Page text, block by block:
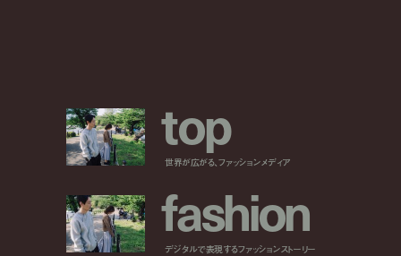
top
世界が広がる、ファッションメディア
fashion
デジタルで表現するファッションストーリー